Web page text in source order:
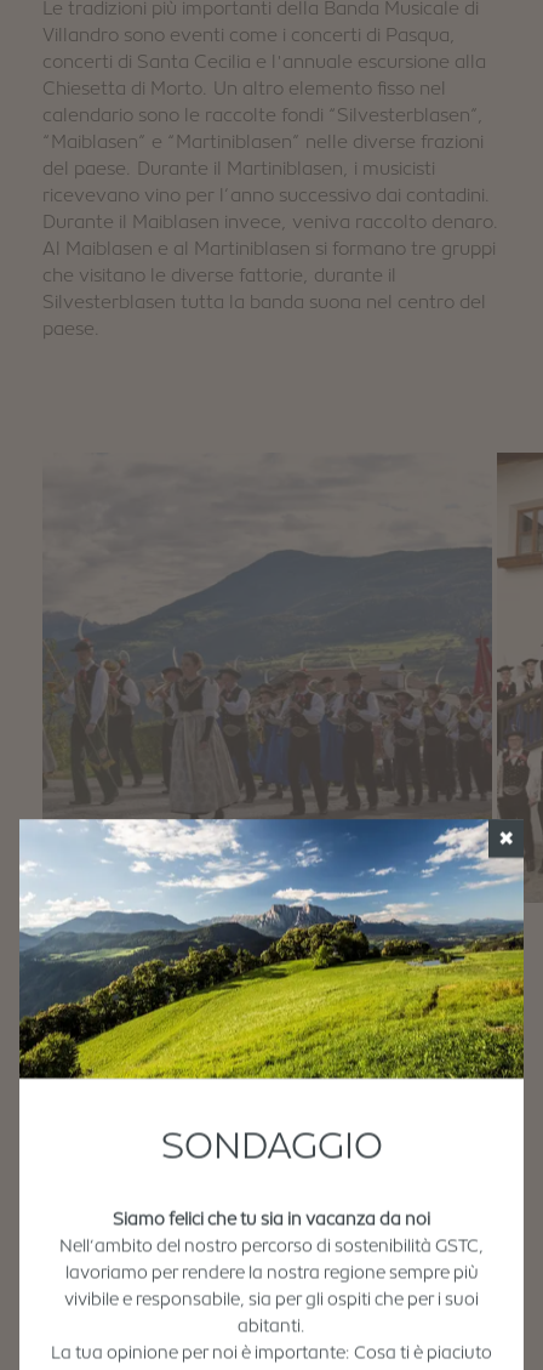
✖
SONDAGGIO
Siamo felici che tu sia in vacanza da noi
Nell’ambito del nostro percorso di sostenibilità GSTC,
lavoriamo per rendere la nostra regione sempre più
vivibile e responsabile, sia per gli ospiti che per i suoi
abitanti.
La tua opinione per noi è importante: Cosa ti è piaciuto
Le tradizioni più importanti della Banda Musicale di
Villandro sono eventi come i concerti di Pasqua,
concerti di Santa Cecilia e l'annuale escursione alla
Chiesetta di Morto. Un altro elemento fisso nel
calendario sono le raccolte fondi “Silvesterblasen”,
“Maiblasen” e “Martiniblasen” nelle diverse frazioni
del paese. Durante il Martiniblasen, i musicisti
ricevevano vino per l’anno successivo dai contadini.
Durante il Maiblasen invece, veniva raccolto denaro.
Al Maiblasen e al Martiniblasen si formano tre gruppi
che visitano le diverse fattorie, durante il
Silvesterblasen tutta la banda suona nel centro del
paese.
Informazioni "Banda musicale
Villandro"
Banda Musicale Villandro
39040 Villandro
mkvillanders@gmail.com
mkvillanders@pec.it
Rappresentante legale:
Kainzwaldner Tobias
Boutique Hotel & Ristorante
Ansitz Steinbock
🌞🌙🍽️ ☕ 🍰
🍨 🍹
Panorama Hotel Flora 🍹
Ulteriori stazioni